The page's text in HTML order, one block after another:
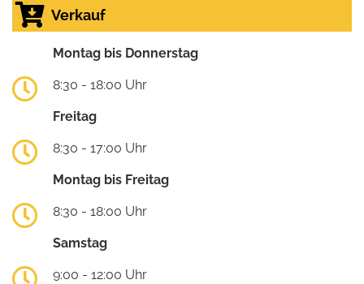
Verkauf
Montag bis Donnerstag
8:30 - 18:00 Uhr
Freitag
8:30 - 17:00 Uhr
Montag bis Freitag
8:30 - 18:00 Uhr
Samstag
9:00 - 12:00 Uhr